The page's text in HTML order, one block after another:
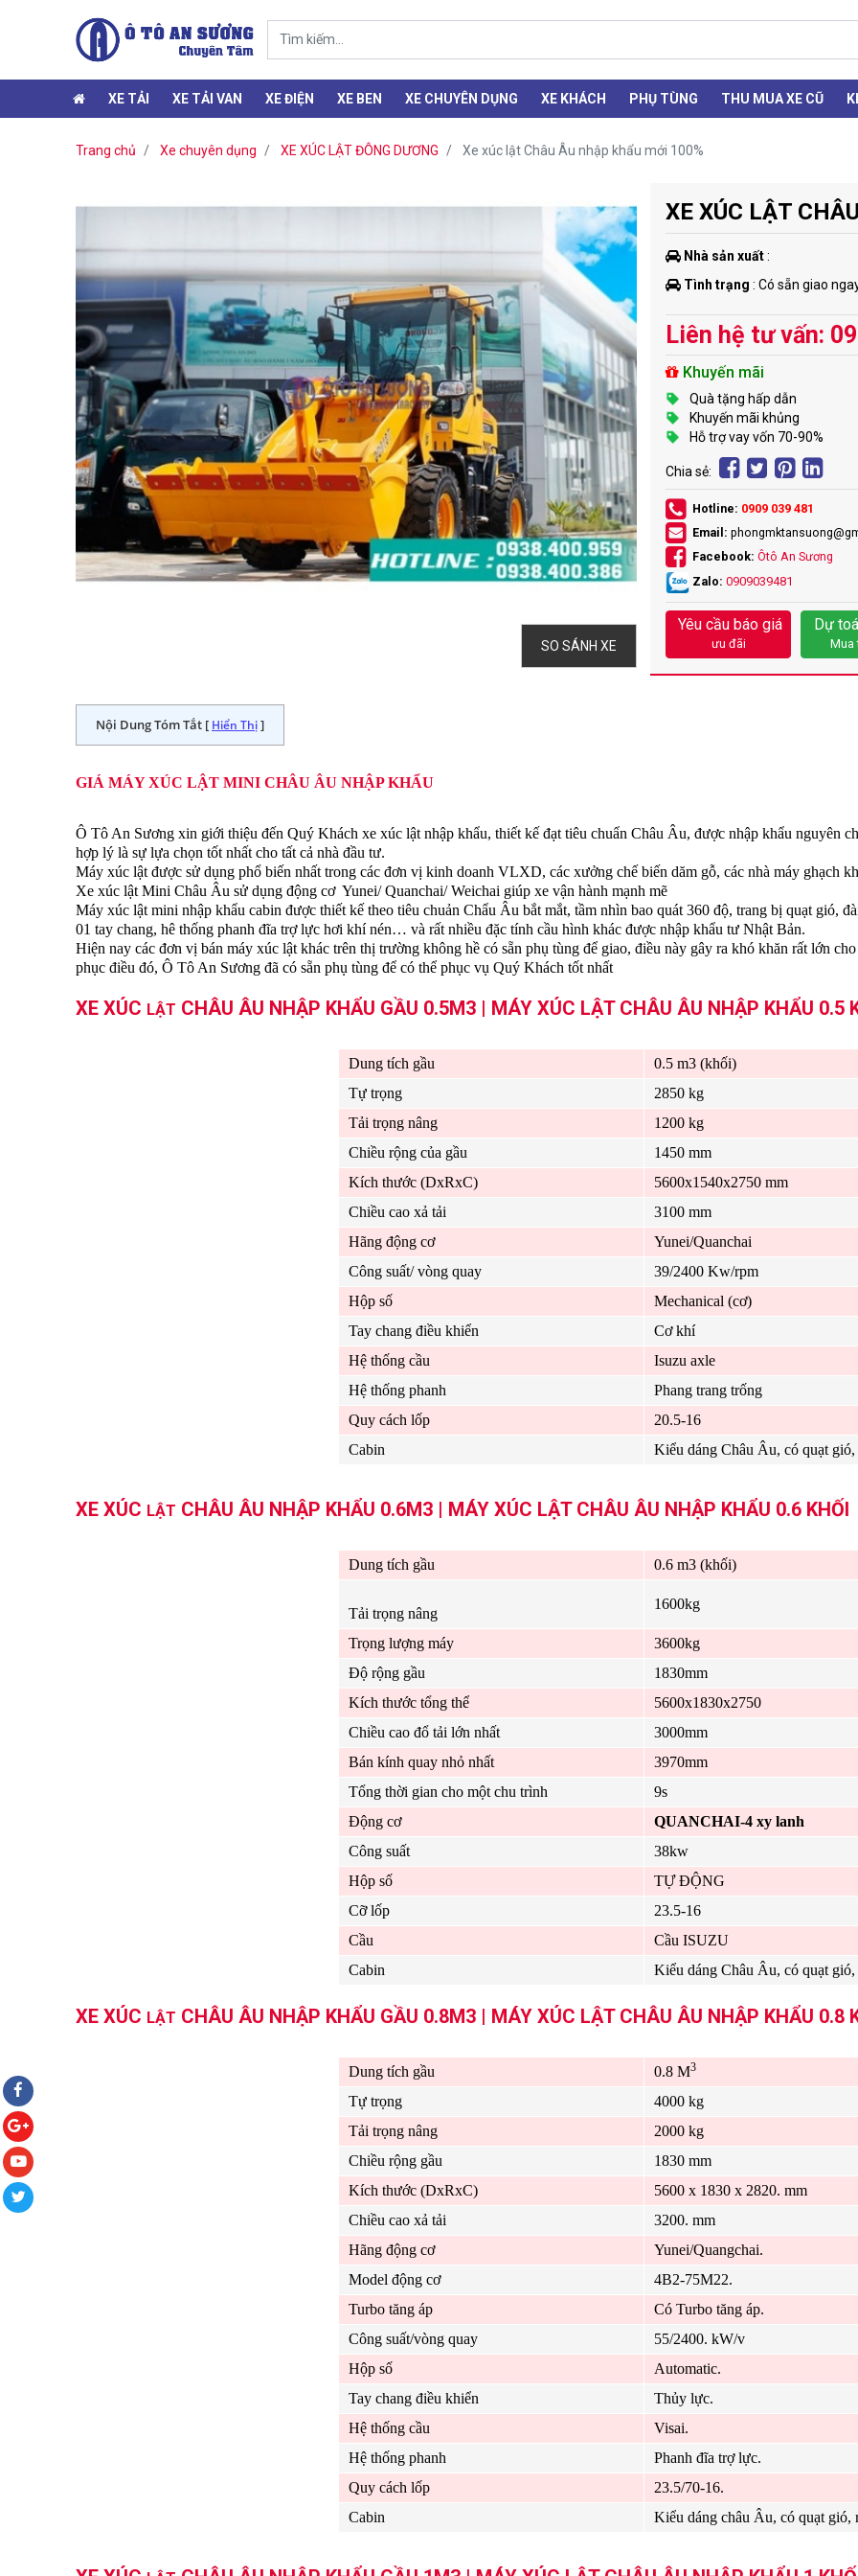
XE TẢI XE TẢI VAN XE ĐIỆN XE BEN XE CHUYÊN DỤNG XE KHÁCH PHỤ TÙNG THU MUA XE CŨ
Trang chủ Xe chuyên dụng XE XÚC LẬT ĐÔNG DƯƠNG Xe xúc lật Châu Âu nhập khẩu mới 100%
SO SÁNH XE
XE XÚC LẬT
Nhà sản xuất:
Tình trạng : Có sẵn giao
Liên hệ tư vấn:
Khuyến mãi
Quà tặng hấp dẫn
Khuyến mãi khủng
Hỗ trợ vay vốn 70-90%
Chia sẻ:
Hotline: 0909 039 481
Email:
Facebook: Ôtô An Sương
Zalo: 0909039481
Yêu cầu báo giá
ưu đãi
Dự
Mua
Nội Dung Tóm Tắt [ Hiển Thị]
GIÁ MÁY XÚC LẬT MINI CHÂU ÂU NHẬP KHẨU
Ô Tô An Sương xin giới thiệu đến Quý Khách xe xúc lật nhập khẩu, thiết kế đạt tiêu chuẩn Châu Âu, được nhập khẩu nguyên
hợp lý là sự lựa chọn tốt nhất cho tất cả nhà đầu tư.
Máy xúc lật được sử dụng phổ biến nhất trong các đơn vị kinh doanh VLXD, các xưởng chế biến dăm gỗ, các nhà máy ghạch
Xe xúc lật Mini Châu Âu sử dụng động cơYunei/ Quanchai/ Weichai giúp xe vận hành mạnh mẽ
Máy xúc lật mini nhập khẩu cabin được thiết kế theo tiêu chuản Chẩu Âu bắt mắt, tầm nhìn bao quát 360 độ, trang bị quạt gió,
01 tay chang, hê thống phanh đĩa trợ lực hơi khí nén… và rất nhiều đặc tính cầu hình khác được nhập khẩu tư Nhật Bản.
Hiện nay các đơn vị bán máy xúc lật khác trên thị trường không hề có sẵn phụ tùng để giao, điều này gây ra khó khăn rất lớn
phục điều đó, Ô Tô An Sương đã có sẵn phụ tùng để có thể phục vụ Quý Khách tốt nhất
XE XÚC LẬT CHÂU ÂU NHẬP KHẨU GẦU 0.5M3 | MÁY XÚC LẬT CHÂU ÂU NHẬP KHẨU 0.5
Dung tích gầu
0.5 m3 (khối)
Tự trọng
2850 kg
Tải trọng nâng
1200 kg
Chiều rộng của gầu
1450 mm
Kích thước (DxRxC)
5600x1540x2750 mm
Chiều cao xả tải
3100 mm
Hãng động cơ
Yunei/Quanchai
Công suất/ vòng quay
39/2400 Kw/rpm
Hộp số
Mechanical (cơ)
Tay chang điều khiển
Cơ khí
Hệ thống cầu
Isuzu axle
Hệ thống phanh
Phang trang trống
Quy cách lốp
20.5-16
Cabin
Kiểu dáng Châu Âu, có quạt gió,
XE XÚC LẬT CHÂU ÂU NHẬP KHẨU 0.6M3 | MÁY XÚC LẬT CHÂU ÂU NHẬP KHẨU 0.6 KHỐI
Dung tích gầu 0.6 m3 (khối)
Tải trọng nâng
1600kg
Trọng lượng máy
3600kg
Độ rộng gầu
1830mm
Kích thước tổng thể
5600x1830x2750
Chiều cao đổ tải lớn nhất
3000mm
Bán kính quay nhỏ nhất
3970mm
Tổng thời gian cho một chu trình
9s
Động cơ
QUANCHAI-4 xy lanh
Công suất
38kw
Hộp số
TỰ ĐỘNG
Cỡ lốp
23.5-16
Cầu
Cầu ISUZU
Cabin
Kiểu dáng Châu Âu, có quạt gió,
XE XÚC LẬT CHÂU ÂU NHẬP KHẨU GẦU 0.8M3 | MÁY XÚC LẬT CHÂU ÂU NHẬP KHẨU 0.8
Dung tích gầu 0.8 M3
Tự trọng
4000 kg
Tải trọng nâng
2000 kg
Chiều rộng gầu
1830 mm
Kích thước (DxRxC)
5600 x 1830 x 2820. mm
Chiều cao xả tải
3200. mm
Hãng động cơ
Yunei/Quangchai.
Model động cơ
4B2-75M22.
Turbo tăng áp
Có Turbo tăng áp.
Công suất/vòng quay
55/2400. kW/v
Hộp số
Automatic.
Tay chang điều khiển
Thủy lực.
Hệ thống cầu
Visai.
Hệ thống phanh
Phanh đĩa trợ lực.
Quy cách lốp
23.5/70-16.
Cabin
Kiểu dáng châu Âu, có quạt gió,